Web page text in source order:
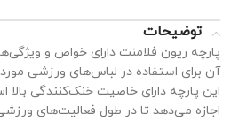
توضیحات
پارچه ریون فلامنت دارای خواص و
آن برای استفاده در لباس‌های ورزشی مورد
این پارچه دارای خاصیت خنک‌کنندگی بالا
اجازه می‌دهد تا در طول فعالیت‌های